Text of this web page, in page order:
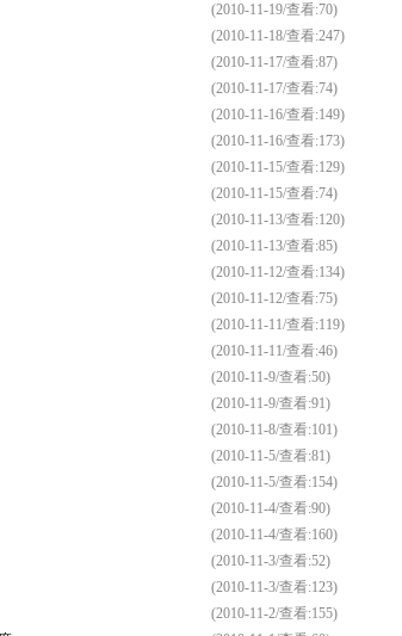
(2010-11-19/查看:70)
(2010-11-18/查看:247)
(2010-11-17/查看:87)
(2010-11-17/查看:74)
(2010-11-16/查看:149)
(2010-11-16/查看:173)
(2010-11-15/查看:129)
(2010-11-15/查看:74)
(2010-11-13/查看:120)
(2010-11-13/查看:85)
(2010-11-12/查看:134)
(2010-11-12/查看:75)
(2010-11-11/查看:119)
(2010-11-11/查看:46)
(2010-11-9/查看:50)
(2010-11-9/查看:91)
(2010-11-8/查看:101)
(2010-11-5/查看:81)
(2010-11-5/查看:154)
(2010-11-4/查看:90)
(2010-11-4/查看:160)
(2010-11-3/查看:52)
(2010-11-3/查看:123)
(2010-11-2/查看:155)